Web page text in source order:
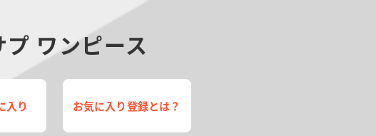
ワンピース
入り お気に入り登録とは？